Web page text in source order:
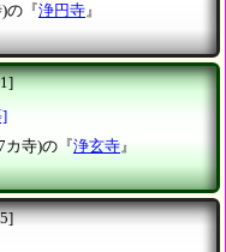
の『浄円寺』
]
カ寺)の『浄玄寺 』